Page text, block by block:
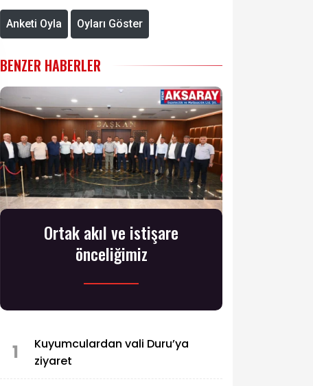
Anketi Oyla Oyları Göster
BENZER HABERLER
Ortak akıl ve istişare
önceliğimiz
1
Kuyumculardan vali Duru’ya
ziyaret